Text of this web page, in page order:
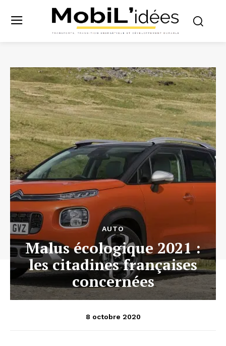
AUTO
Malus écologique 2021 :
les citadines françaises
concernées
8 octobre 2020